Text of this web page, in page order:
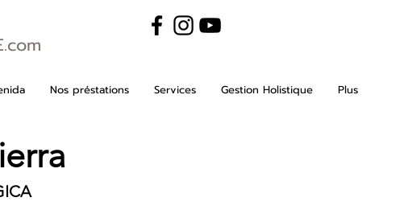
Nos préstations Services Gestion Holistique Plus